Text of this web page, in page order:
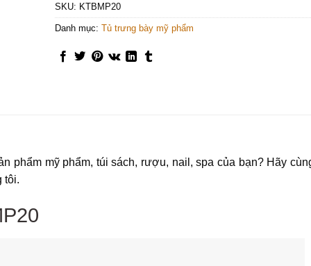
SKU: KTBMP20
Danh mục: Tủ trưng bày mỹ phẩm
phẩm mỹ phẩm, túi sách, rượu, nail, spa của bạn? Hãy
tôi.